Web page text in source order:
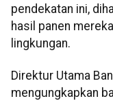
pendekatan ini,
hasil panen
lingkungan.
Direktur Utama
mengungkapkan